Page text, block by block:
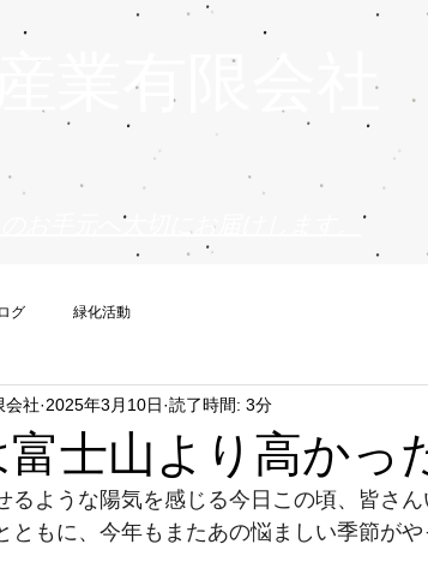
業有限会社
お手元へ大切にお届けします。
グ 緑化活動
士山より高かっ
会社 2025年3月10日 読了時間: 3分
るような陽気を感じる今日この頃、皆さん
ともに、今年もまたあの悩ましい季節が